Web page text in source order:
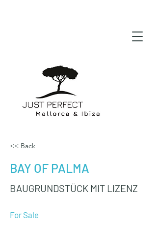
<< Back
BAY OF PALMA
BAUGRUNDSTÜCK MIT LIZENZ
For Sale